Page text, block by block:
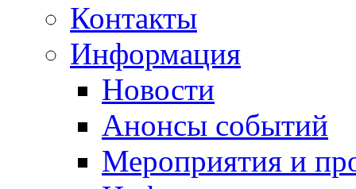
Контакты
Информация
Новости
Анонсы событий
Мероприятия и